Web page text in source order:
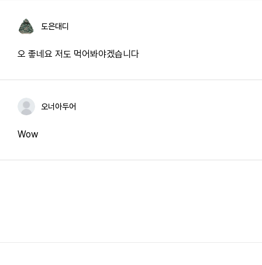
도은대디
오 좋네요 저도 먹어봐야겠습니다
오너아두어
Wow